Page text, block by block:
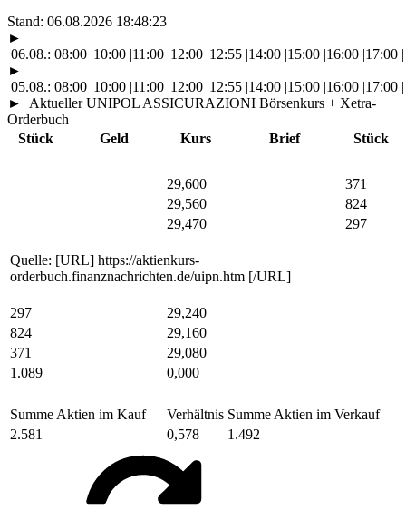
Stand: 06.08.2026 18:48:23
►
06.08.: 08:00 |10:00 |11:00 |12:00 |12:55 |14:00 |15:00 |16:00 |17:00 |
►
05.08.: 08:00 |10:00 |11:00 |12:00 |12:55 |14:00 |15:00 |16:00 |17:00 |
►
Aktueller UNIPOL ASSICURAZIONI Börsenkurs + Xetra-
Orderbuch
Stück
Geld Kurs Brief Stück
29,600
371
29,560
824
29,470
297
Quelle: [URL] https://aktienkurs-
orderbuch.finanznachrichten.de/uipn.htm [/URL]
297
29,240
824
29,160
371
29,080
1.089
0,000
Summe Aktien im Kauf Verhältnis Summe Aktien im Verkauf
2.581
0,578 1.492